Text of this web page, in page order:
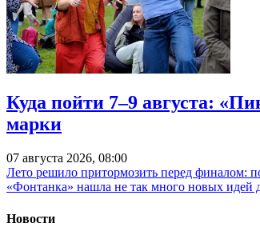
Куда пойти 7–9 августа:
марки
07 августа 2026, 08:00
Лето решило притормозить перед финалом:
«Фонтанка» нашла не так много новых идей
Новости